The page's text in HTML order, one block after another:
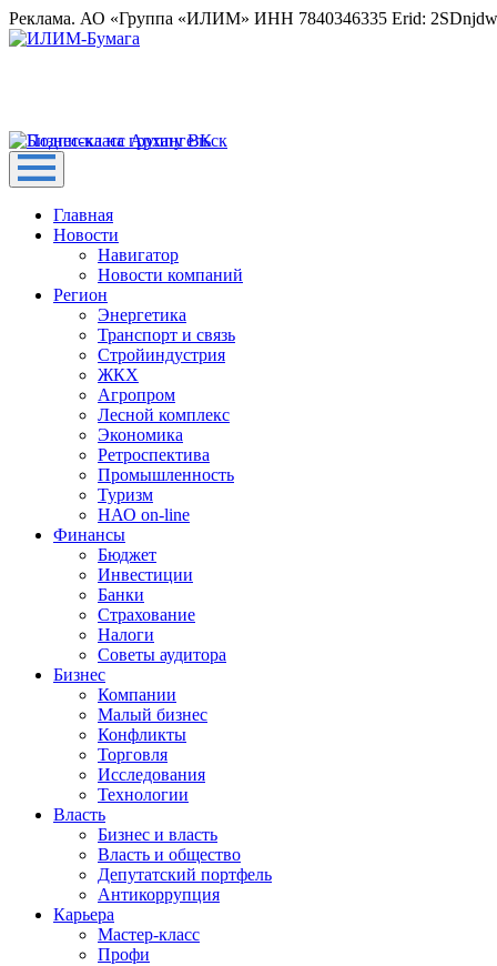
Реклама. АО «Группа «ИЛИМ» ИНН 7840346335 Erid:
Главная
Новости
Навигатор
Новости компаний
Регион
Энергетика
Транспорт и связь
Стройиндустрия
ЖКХ
Агропром
Лесной комплекс
Экономика
Ретроспектива
Промышленность
Туризм
НАО on-line
Финансы
Бюджет
Инвестиции
Банки
Страхование
Налоги
Советы аудитора
Бизнес
Компании
Малый бизнес
Конфликты
Торговля
Исследования
Технологии
Власть
Бизнес и власть
Власть и общество
Депутатский портфель
Антикоррупция
Карьера
Мастер-класс
Профи